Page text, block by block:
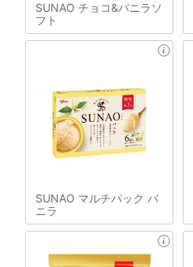
SUNAO チョコ&バニラソ
フト
SUNAO マルチパック バ
ニラ